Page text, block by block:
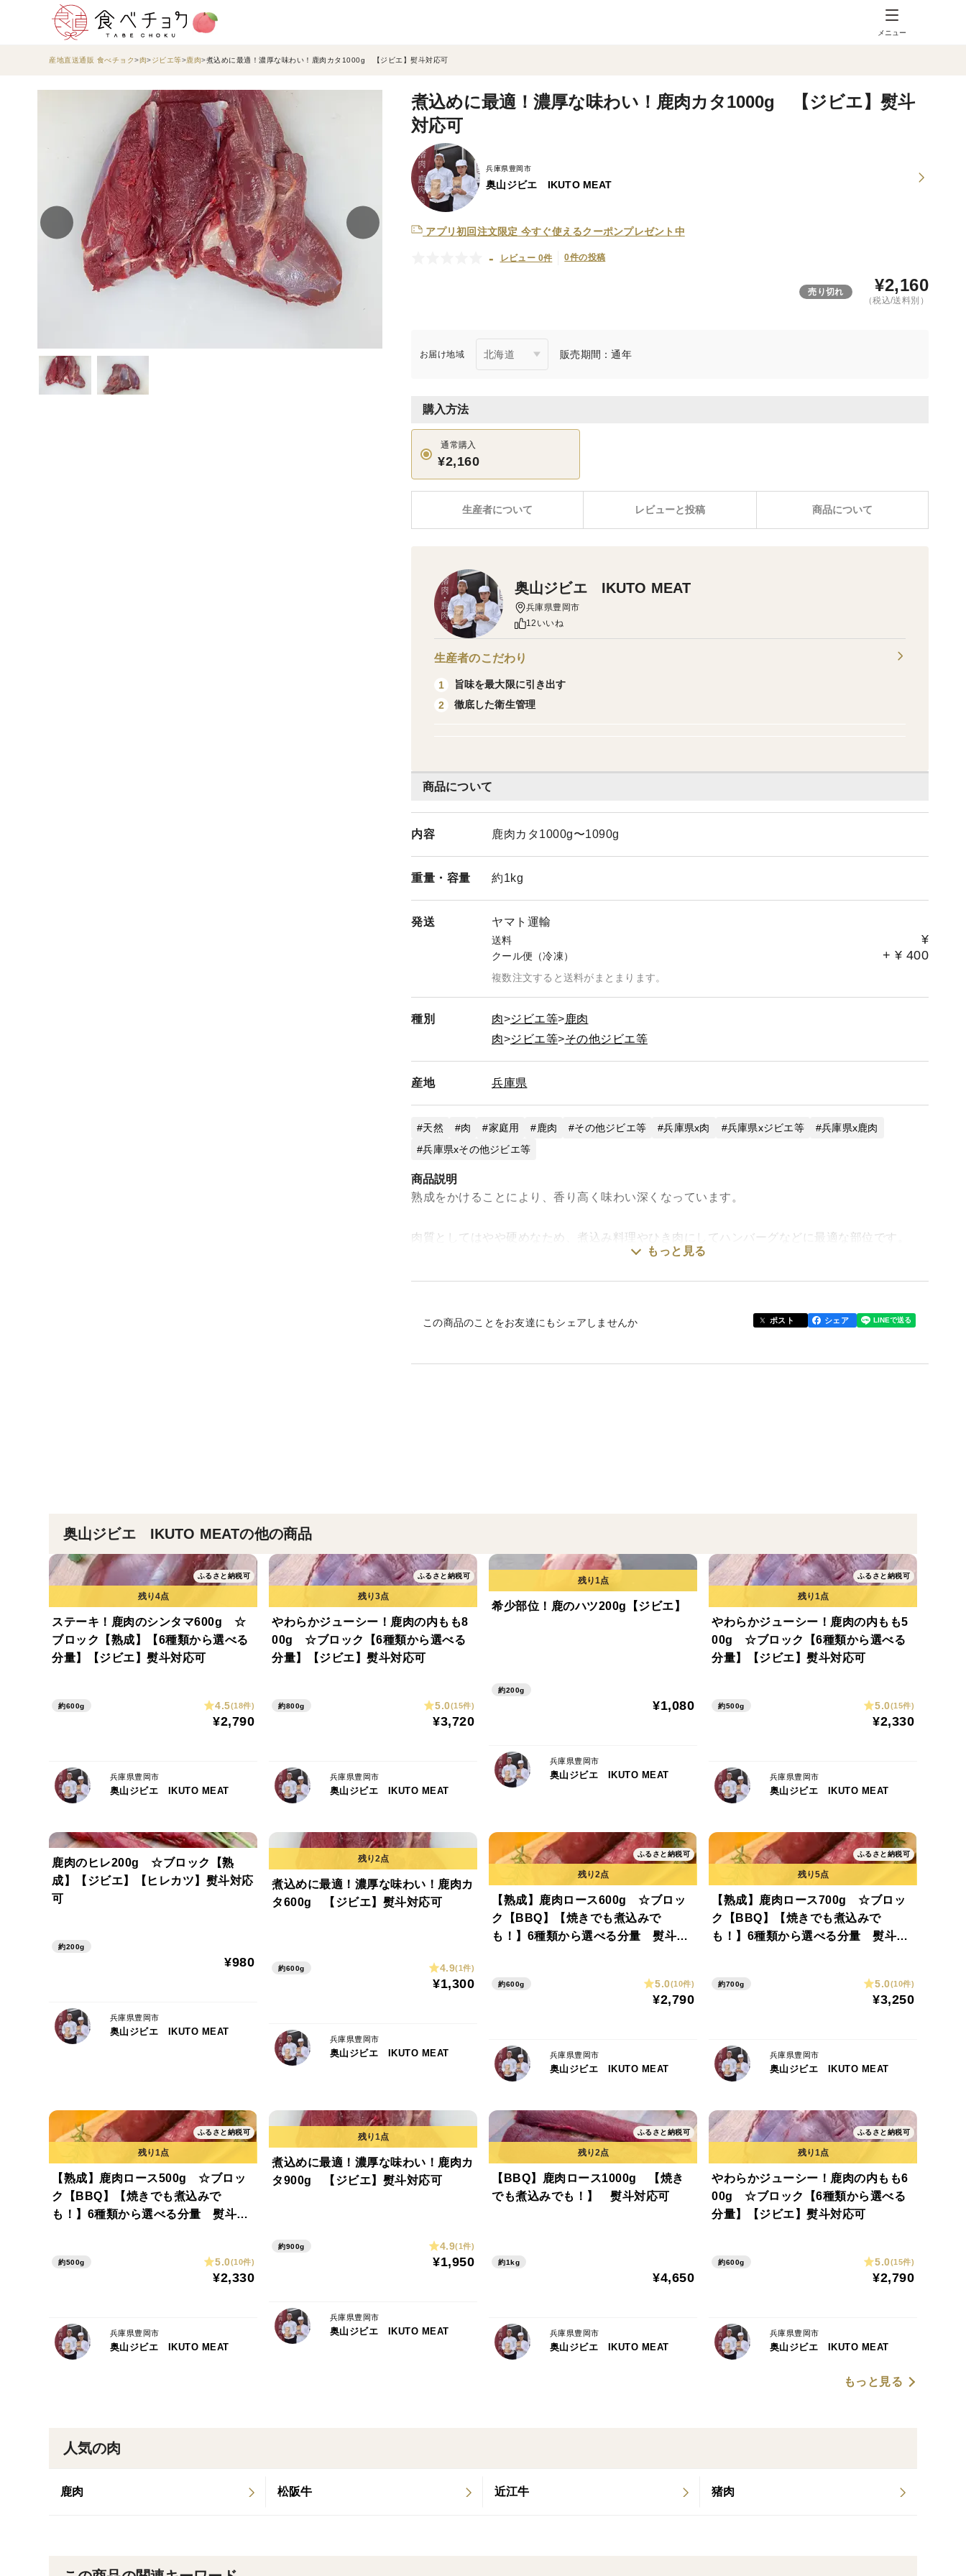
メニュー
産地直送通販 食べチョク 肉 ジビエ等 鹿肉 煮込めに最適！濃厚な味わい！鹿肉カタ1000g 【ジビエ】熨斗対応可
煮込めに最適！濃厚な味わい！鹿肉カタ1000g 【ジビエ】熨斗
対応可
兵庫県豊岡市
奥山ジビエ IKUTO MEAT
アプリ初回注文限定 今すぐ使えるクーポンプレゼント中
- レビュー 0件 0件の投稿
売り切れ ¥2,160
（税込/送料別）
お届け地域 販売期間：通年
購入方法
通常購入
¥2,160
レビューと投稿 商品について
生産者について
商品について
内容 鹿肉カタ1000g〜1090g
重量・ 容量 約1kg
発送 ヤマト運輸
送料 ¥
クール便（冷凍） + ¥ 400
複数注文すると送料がまとまります。
種別 肉 ジビエ等
鹿肉
肉
ジビエ等 その他ジビエ等
産地 兵庫県
天然 肉 家庭用 鹿肉 その他ジビエ等 兵庫県x肉 兵庫県xジビエ等
兵庫県x鹿肉
兵庫県xその他ジビエ等
商品説明
熟成をかけることにより、香り高く味わい深くなっています。
肉質としてはやや硬めなため、煮込み料理やひき肉にしてハンバーグなどに最適な部位です。
奥山ジビエの食肉処理場は山間部に位置しており猟場から近いため、止刺し後早くて1分、遅くて
もっと見る
この商品のことをお友達にもシェアしませんか ポスト シェア
奥山ジビエ IKUTO MEAT
兵庫県豊岡市
12いいね
生産者のこだわり
1
旨味を最大限に引き出す
2
徹底した衛生管理
人気の肉
鹿肉 松阪牛 近江牛 猪肉
奥山ジビエ IKUTO MEATの他の商品
ふるさと納税可
ステーキ！鹿肉のシンタマ600g ☆
ブロック【熟成】【6種類から選べる
分量】【ジビエ】熨斗対応可
約600g 4.5(18件)
¥2,790
兵庫県豊岡市
奥山ジビエ IKUTO MEAT
ふるさと納税可
やわらかジューシー！鹿肉の内もも8
00g ☆ブロック【6種類から選べる
分量】【ジビエ】熨斗対応可
約800g 5.0(15件)
¥3,720
兵庫県豊岡市
奥山ジビエ IKUTO MEAT
希少部位！鹿のハツ200g【ジビエ】
約200g
¥1,080
兵庫県豊岡市
奥山ジビエ IKUTO MEAT
ふるさと納税可
やわらかジューシー！鹿肉の内もも5
00g ☆ブロック【6種類から選べる
分量】【ジビエ】熨斗対応可
約500g 5.0(15件)
¥2,330
兵庫県豊岡市
奥山ジビエ IKUTO MEAT
鹿肉のヒレ200g ☆ブロック【熟
成】【ジビエ】【ヒレカツ】熨斗対応
可
約200g
¥980
兵庫県豊岡市
奥山ジビエ IKUTO MEAT
煮込めに最適！濃厚な味わい！鹿肉カ
タ600g 【ジビエ】熨斗対応可
約600g 4.9(1件)
¥1,300
兵庫県豊岡市
奥山ジビエ IKUTO MEAT
ふるさと納税可
【熟成】鹿肉ロース600g ☆ブロッ
ク【BBQ】【焼きでも煮込みで
も！】6種類から選べる分量 熨斗対
約600g 5.0(10件)
¥2,790
兵庫県豊岡市
奥山ジビエ IKUTO MEAT
ふるさと納税可
【熟成】鹿肉ロース700g ☆ブロッ
ク【BBQ】【焼きでも煮込みで
も！】6種類から選べる分量 熨斗対
約700g 5.0(10件)
¥3,250
兵庫県豊岡市
奥山ジビエ IKUTO MEAT
ふるさと納税可
【熟成】鹿肉ロース500g ☆ブロッ
ク【BBQ】【焼きでも煮込みで
も！】6種類から選べる分量 熨斗対
約500g 5.0(10件)
¥2,330
兵庫県豊岡市
奥山ジビエ IKUTO MEAT
煮込めに最適！濃厚な味わい！鹿肉カ
タ900g 【ジビエ】熨斗対応可
約900g 4.9(1件)
¥1,950
兵庫県豊岡市
奥山ジビエ IKUTO MEAT
ふるさと納税可
【BBQ】鹿肉ロース1000g 【焼き
でも煮込みでも！】 熨斗対応可
約1kg
¥4,650
兵庫県豊岡市
奥山ジビエ IKUTO MEAT
ふるさと納税可
やわらかジューシー！鹿肉の内もも6
00g ☆ブロック【6種類から選べる
分量】【ジビエ】熨斗対応可
約600g 5.0(15件)
¥2,790
兵庫県豊岡市
奥山ジビエ IKUTO MEAT
もっと見る